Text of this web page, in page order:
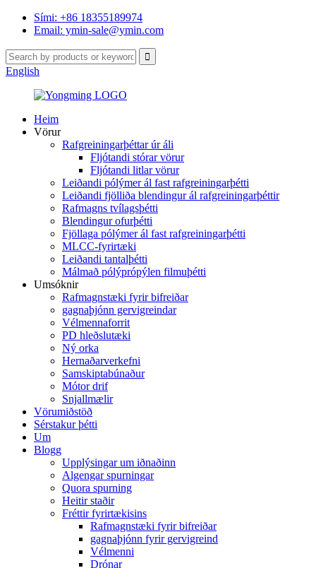
Sími: +86 18355189974
Email: ymin-sale@ymin.com
English
Heim
Vörur
Rafgreiningarþéttar úr áli
Fljótandi stórar vörur
Fljótandi litlar vörur
Leiðandi pólýmer ál fast rafgreiningarþétti
Leiðandi fjölliða blendingur ál rafgreiningarþéttir
Rafmagns tvílagsþétti
Blendingur ofurþétti
Fjöllaga pólýmer ál fast rafgreiningarþétti
MLCC-fyrirtæki
Leiðandi tantalþétti
Málmað pólýprópýlen filmuþétti
Umsóknir
Rafmagnstæki fyrir bifreiðar
gagnaþjónn gervigreindar
Vélmennaforrit
PD hleðslutæki
Ný orka
Hernaðarverkefni
Samskiptabúnaður
Mótor drif
Snjallmælir
Vörumiðstöð
Sérstakur þétti
Um
Blogg
Upplýsingar um iðnaðinn
Algengar spurningar
Quora spurning
Heitir staðir
Fréttir fyrirtækisins
Rafmagnstæki fyrir bifreiðar
gagnaþjónn fyrir gervigreind
Vélmenni
Drónar